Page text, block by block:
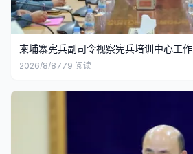
柬埔寨宪兵副司令视察宪兵培训中心工作
2026/8/8779 阅读